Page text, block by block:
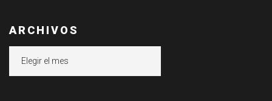
ARCHIVOS